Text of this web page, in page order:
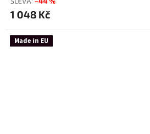
1 048 Kč
Made in EU